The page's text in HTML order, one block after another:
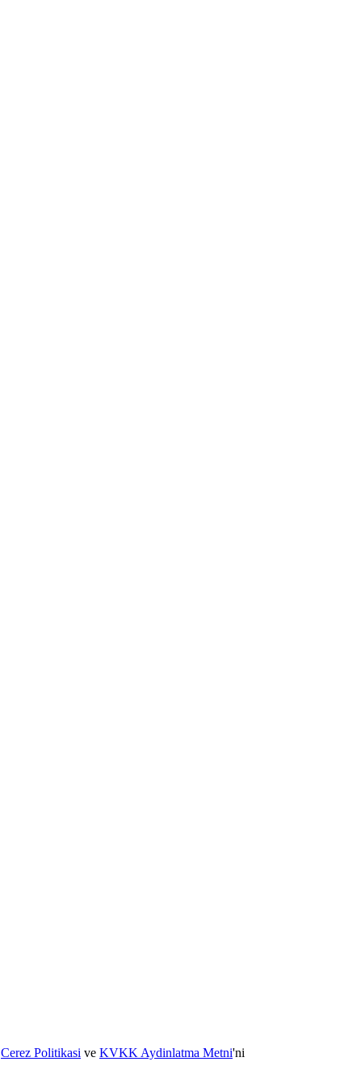
Cerez Politikasi ve KVKK Aydinlatma Metni'ni